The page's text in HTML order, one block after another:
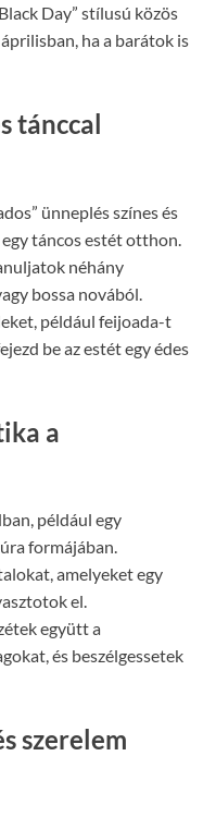
Day” stílusú közös
ha a barátok is
tánccal
ünneplés színes és
táncos estét otthon.
néhány
bossa novából.
például feijoada-t
be az estét egy édes
a
például egy
formájában.
amelyeket egy
el.
együtt a
és beszélgessetek
szerelem